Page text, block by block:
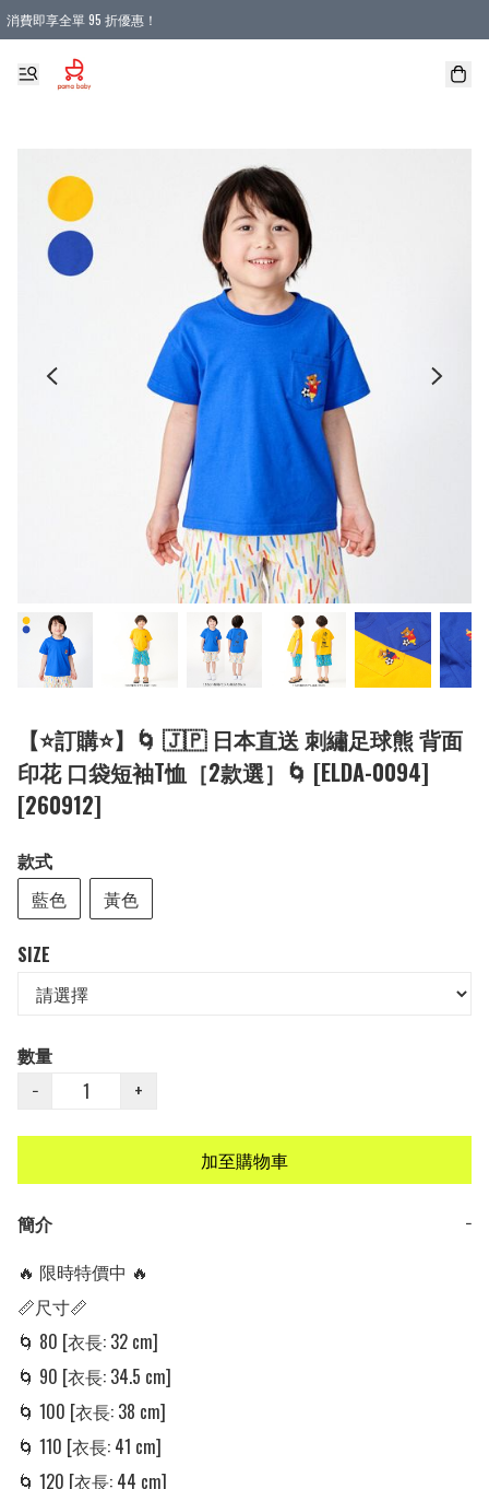
消費即享全單 95 折優惠！
購物滿 HKD 900.00即享免運費優惠！（適用於 本地送貨、本地取貨 )
【⭐訂購⭐】🌀 🇯🇵 日本直送 刺繡足球熊 背面
印花 口袋短袖T恤［2款選］🌀 [ELDA-0094]
[260912]
款式
藍色
黃色
SIZE
數量
−
+
加至購物車
簡介
−
🔥 限時特價中 🔥
📏尺寸📏
🌀 80 [衣長: 32 cm]
🌀 90 [衣長: 34.5 cm]
🌀 100 [衣長: 38 cm]
🌀 110 [衣長: 41 cm]
🌀 120 [衣長: 44 cm]